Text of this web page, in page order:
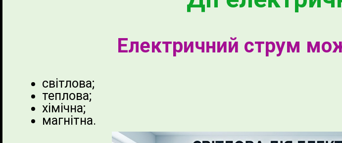
Електричний струм
світлова;
теплова;
хімічна;
магнітна.